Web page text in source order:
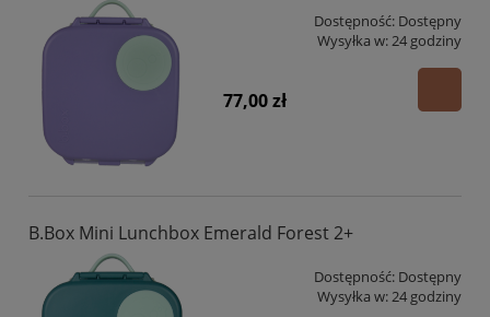
Dostępność: Dostępny
Wysyłka w:24 godziny
77,00 zł
B.Box Mini Lunchbox Emerald Forest 2+
Dostępność: Dostępny
Wysyłka w:24 godziny